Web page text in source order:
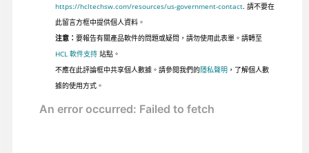
https://hcltechsw.com/resources/us-government-contact. 請不要在
此留言方框中提供個人資料。
注意： 要報告有關產品軟件的問題或疑問，請勿使用此表單。請轉至
HCL 軟件支持站點。
不應在此評論框中共享個人數據。請參閱我們的隱私聲明，了解個人數
據的使用方式。